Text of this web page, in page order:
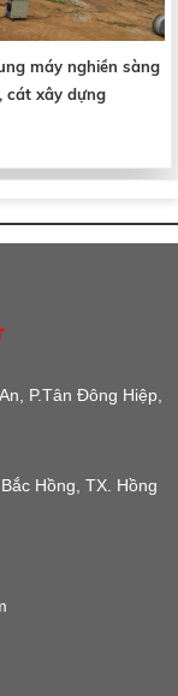
máy nghiền sàng
cát xây dựng
P.Tân Đông Hiệp,
Hồng, TX. Hồng